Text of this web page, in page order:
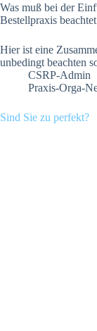
Was muß bei der
Bestellpraxis
Hier ist eine
unbedingt beachten
CSRP-Admin
Praxis-Orga-
Sind Sie zu perfekt?